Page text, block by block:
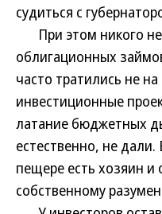
судиться с
При этом никого не
облигационных
часто тратились не
инвестиционные
латание бюджетных
естественно, не
пещере есть хозяин и
собственному